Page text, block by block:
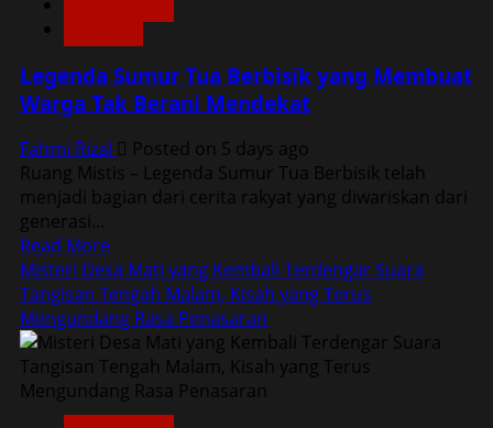
Pengendara
Saat
Mitos
atau
Fakta?
Legenda Sumur Tua Berbisik yang Membuat
Warga Tak Berani Mendekat
Fahmi Rizal
Posted on 5 days ago
Ruang Mistis – Legenda Sumur Tua Berbisik telah
menjadi bagian dari cerita rakyat yang diwariskan dari
generasi...
Read MoreRead
more
about
Legenda
Sumur
Tua
Berbisik
yang
Misteri Desa Mati yang Kembali Terdengar Suara
Tangisan Tengah Malam, Kisah yang Terus
Mengundang Rasa Penasaran